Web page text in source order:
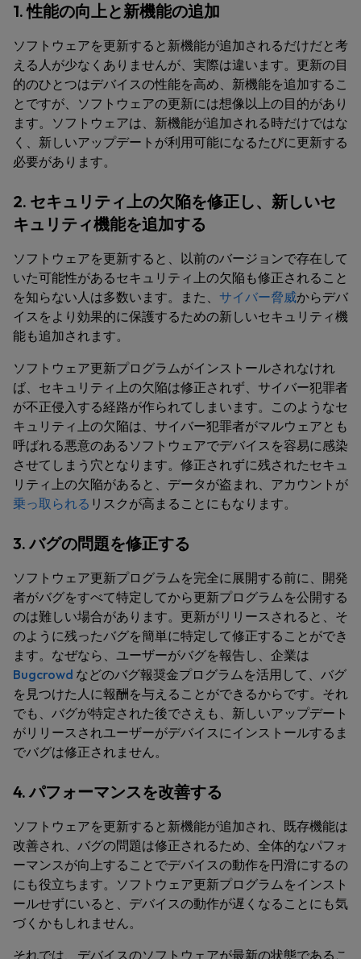
1. 性能の向上と新機能の追加
ソフトウェアを更新すると新機能が追加されるだけだと考
える人が少なくありませんが、実際は違います。更新の目
的のひとつはデバイスの性能を高め、新機能を追加するこ
とですが、ソフトウェアの更新には想像以上の目的があり
ます。ソフトウェアは、新機能が追加される時だけではな
く、新しいアップデートが利用可能になるたびに更新する
必要があります。
2. セキュリティ上の欠陥を修正し、新しいセ
キュリティ機能を追加する
ソフトウェアを更新すると、以前のバージョンで存在して
いた可能性があるセキュリティ上の欠陥も修正されること
を知らない人は多数います。また、 サイバー脅威からデバ
イスをより効果的に保護するための新しいセキュリティ機
能も追加されます。
ソフトウェア更新プログラムがインストールされなけれ
ば、セキュリティ上の欠陥は修正されず、サイバー犯罪者
が不正侵入する経路が作られてしまいます。このようなセ
キュリティ上の欠陥は、サイバー犯罪者がマルウェアとも
呼ばれる悪意のあるソフトウェアでデバイスを容易に感染
させてしまう穴となります。修正されずに残されたセキュ
リティ上の欠陥があると、データが盗まれ、アカウントが
乗っ取られる リスクが高まることにもなります。
3. バグの問題を修正する
ソフトウェア更新プログラムを完全に展開する前に、開発
者がバグをすべて特定してから更新プログラムを公開する
のは難しい場合があります。更新がリリースされると、そ
のように残ったバグを簡単に特定して修正することができ
ます。なぜなら、ユーザーがバグを報告し、企業は
Bugcrowd などのバグ報奨金プログラムを活用して、バグ
を見つけた人に報酬を与えることができるからです。それ
でも、バグが特定された後でさえも、新しいアップデート
がリリースされユーザーがデバイスにインストールするま
でバグは修正されません。
4. パフォーマンスを改善する
ソフトウェアを更新すると新機能が追加され、既存機能は
改善され、バグの問題は修正されるため、全体的なパフォ
ーマンスが向上することでデバイスの動作を円滑にするの
にも役立ちます。ソフトウェア更新プログラムをインスト
ールせずにいると、デバイスの動作が遅くなることにも気
づくかもしれません。
それでは、デバイスのソフトウェアが最新の状態であるこ